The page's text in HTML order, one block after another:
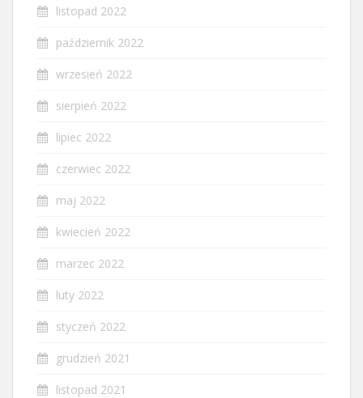
listopad 2022
październik 2022
wrzesień 2022
sierpień 2022
lipiec 2022
czerwiec 2022
maj 2022
kwiecień 2022
marzec 2022
luty 2022
styczeń 2022
grudzień 2021
listopad 2021